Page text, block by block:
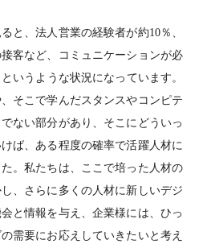
と、法人営業の経験者が約10％、
客など、コミュニケーションが必
いうような状況になっています。
そこで学んだスタンスやコンピテ
ない部分があり、そこにどういっ
ば、ある程度の確率で活躍人材に
。私たちは、ここで培った人材の
、さらに多くの人材に新しいデジ
と情報を与え、企業様には、ひっ
需要にお応えしていきたいと考え